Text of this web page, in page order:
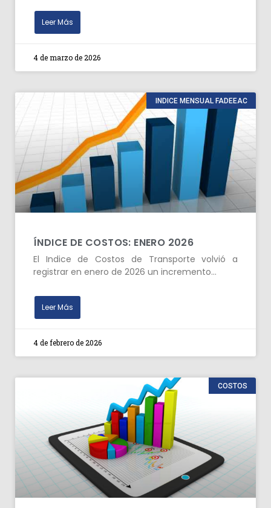
Leer Más
4 de marzo de 2026
INDICE MENSUAL FADEEAC
ÍNDICE DE COSTOS: ENERO 2026
El Indice de Costos de Transporte volvió a
registrar en enero de 2026 un incremento…
Leer Más
4 de febrero de 2026
COSTOS